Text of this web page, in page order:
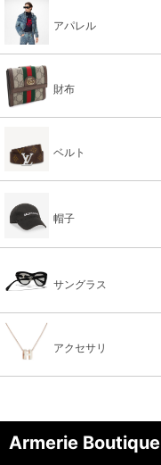
アパレル
財布
ベルト
帽子
サングラス
アクセサリ
Armerie Boutique